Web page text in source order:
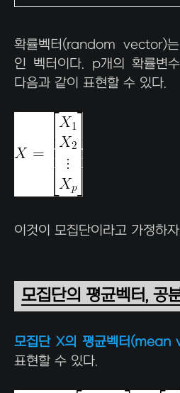
확률벡터(random vector)
인 벡터이다. p개의 확률변
다음과 같이 표현할 수 있다.
이것이 모집단이라고 가정하
모집단의 평균벡터, 공
모집단 X의 평균벡터(mean
표현할 수 있다.